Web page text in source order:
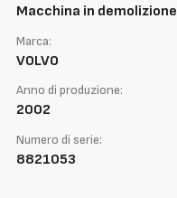
Macchina in demolizione
Marca:
VOLVO
Anno di produzione:
2002
Numero di serie:
8821053